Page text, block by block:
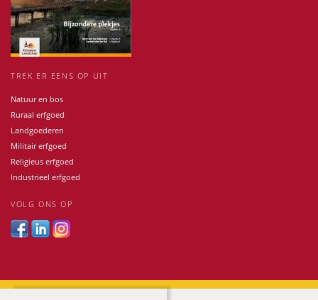
TREK ER EENS OP UIT
Natuur en bos
Ruraal erfgoed
Landgoederen
Militair erfgoed
Religieus erfgoed
Industrieel erfgoed
VOLG ONS OP